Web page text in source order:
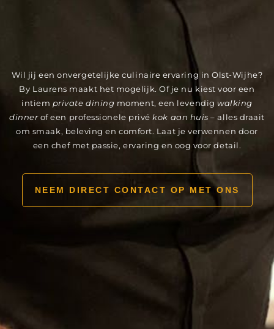
Wil jij een onvergetelijke culinaire ervaring in Olst-Wijhe?
By Laurens maakt het mogelijk. Of je nu kiest voor een
intiem private dining moment, een levendigwalking
dinnerof een professionele privé kok aan huis – alles draait
om smaak, beleving en comfort. Laat je verwennen door
een chef met passie, ervaring en oog voor detail.
NEEM DIRECT CONTACT OP MET ONS